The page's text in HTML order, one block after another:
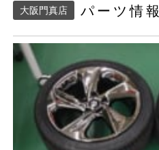
大阪門真店 パーツ情報